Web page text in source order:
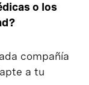
o los
compañía
a tu